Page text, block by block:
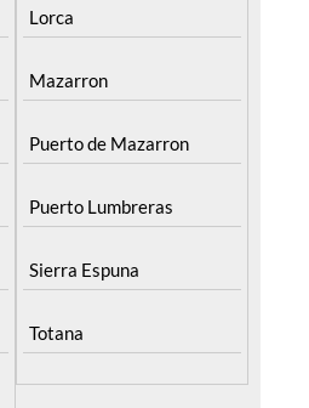
Lorca
Mazarron
Puerto de Mazarron
Puerto Lumbreras
Sierra Espuna
Totana